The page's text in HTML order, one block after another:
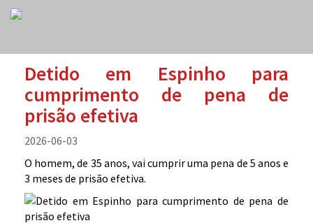
Detido em Espinho para
cumprimento de pena de
prisão efetiva
2026-06-03
O homem, de 35 anos, vai cumprir uma pena de 5 anos e
3 meses de prisão efetiva.